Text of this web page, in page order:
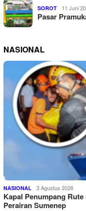
SOROT 11 Juni
Pasar
NASIONAL
NASIONAL 3 Agustus 2026
Kapal Penumpang
Perairan Sumenep